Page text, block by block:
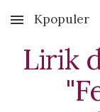
Skip to main
Kpopuler
Lirik